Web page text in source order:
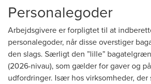
Personalegoder
Arbejdsgivere er forpligtet til at
personalegoder, når disse overstiger
den slags. Særligt den ”lille”
(2026-nivau), som gælder for gaver og
udfordringer. Især hos virksomheder, der